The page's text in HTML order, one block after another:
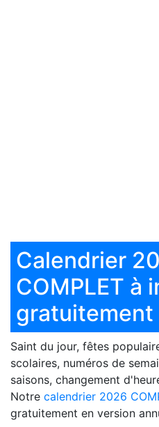
Calendrier
COMPLET à
gratuitement
Saint du jour, fêtes
scolaires, numéros de
saisons, changement
Notre calendrier 2026
gratuitement en version